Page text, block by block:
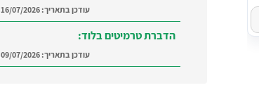
עודכן בתאריך:16/07/2026, בשעה 13:04
הדברת טרמיטים בלוד:
עודכן בתאריך:09/07/2026, בשעה 12:40